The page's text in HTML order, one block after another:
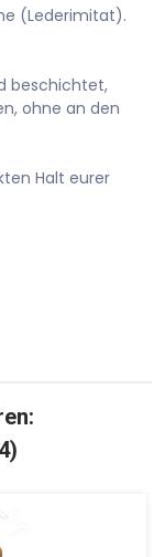
(Lederimitat).
beschichtet,
ohne an den
Halt eurer